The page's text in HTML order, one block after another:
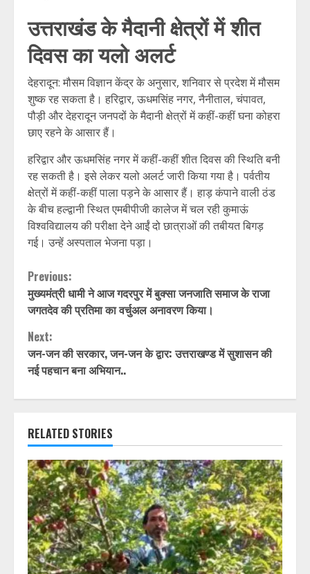
उत्तराखंड के मैदानी क्षेत्रों में शीत
दिवस का यलो अलर्ट
देहरादून: मौसम विज्ञान केंद्र के अनुसार, शनिवार से प्रदेश में मौसम
शुष्क रह सकता है। हरिद्वार, ऊधमसिंह नगर, नैनीताल, चंपावत,
पौड़ी और देहरादून जनपदों के मैदानी क्षेत्रों में कहीं-कहीं घना कोहरा
छाए रहने के आसार हैं।
हरिद्वार और ऊधमसिंह नगर में कहीं-कहीं शीत दिवस की स्थिति बनी
रह सकती है। इसे लेकर यलो अलर्ट जारी किया गया है। पर्वतीय
क्षेत्रों में कहीं-कहीं पाला पड़ने के आसार हैं। हाड़ कंपाने वाली ठंड
के बीच हल्द्वानी स्थित एमबीपीजी कालेज में चल रही कुमाऊं
विश्वविद्यालय की परीक्षा देने आईं दो छात्राओं की तबीयत बिगड़
गई। उन्हें अस्पताल भेजना पड़ा।
Continue
Reading
Previous:
मुख्यमंत्री धामी ने आज गदरपुर में बुक्सा जनजाति समाज के राजा
जगतदेव की प्रतिमा का वर्चुअल अनावरण किया।
Next:
जन-जन की सरकार, जन-जन के द्वार: उत्तराखण्ड में सुशासन की
नई पहचान बना अभियान..
RELATED STORIES